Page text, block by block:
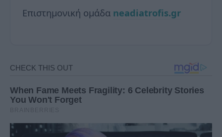
Επιστημονική ομάδα neadiatrofis.gr